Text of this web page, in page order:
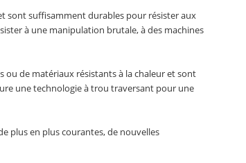
sont suffisamment durables pour résister aux
à une manipulation brutale, à des machines
ou de matériaux résistants à la chaleur et sont
une technologie à trou traversant pour une
plus en plus courantes, de nouvelles